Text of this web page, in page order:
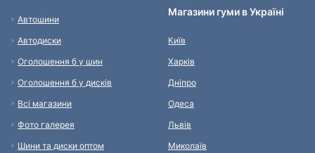
Автошини
Автодиски
Оголошення б у шин
Оголошення б у дисків
Всі магазини
Фото галерея
Шини та диски оптом
Магазини гуми в Україні
Київ
Харків
Дніпро
Одеса
Львів
Миколаїв